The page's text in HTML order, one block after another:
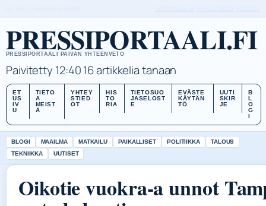
PRESSIPORTAALI.FI
PRESSIPORTAALI PAIVAN YHTEENVETO
Paivitetty 12:4016 artikkelia tanaan
ET
US
IV
U
TIETO
A
MEIST
Ä
YHTEY
STIED
OT
HIS
TO
RIA
TIETOSUO
JASELOST
E
EVÄSTE
KÄYTÄN
TÖ
UUTI
SKIR
JE
B
L
O
G
I
BLOGI MAAILMA MATKAILU PAIKALLISET POLITIIKKA
TALOUS
TEKNIIKKA
UUTISET
Oikotie vuokra-a unnot